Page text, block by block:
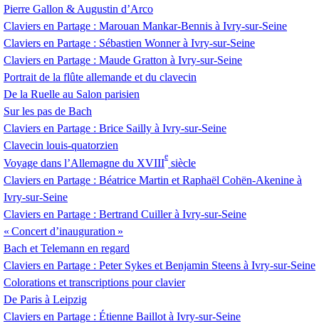
Pierre Gallon & Augustin d’Arco
Claviers en Partage : Marouan Mankar-Bennis à Ivry-sur-Seine
Claviers en Partage : Sébastien Wonner à Ivry-sur-Seine
Claviers en Partage : Maude Gratton à Ivry-sur-Seine
Portrait de la flûte allemande et du clavecin
De la Ruelle au Salon parisien
Sur les pas de Bach
Claviers en Partage : Brice Sailly à Ivry-sur-Seine
Clavecin louis-quatorzien
Voyage dans l’Allemagne du XVIII
e
siècle
Claviers en Partage : Béatrice Martin et Raphaël Cohën-Akenine à
Ivry-sur-Seine
Claviers en Partage : Bertrand Cuiller à Ivry-sur-Seine
« Concert d’inauguration »
Bach et Telemann en regard
Claviers en Partage : Peter Sykes et Benjamin Steens à Ivry-sur-Seine
Colorations et transcriptions pour clavier
De Paris à Leipzig
Claviers en Partage : Étienne Baillot à Ivry-sur-Seine